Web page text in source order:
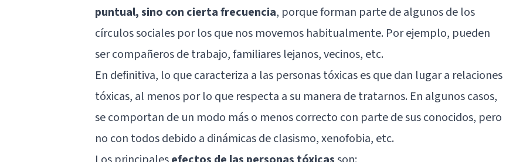
puntual, sino con cierta frecuencia, porque forman parte de algunos de los
círculos sociales por los que nos movemos habitualmente. Por ejemplo, pueden
ser compañeros de trabajo, familiares lejanos, vecinos, etc.
En definitiva, lo que caracteriza a las personas tóxicas es que dan lugar a relaciones
tóxicas, al menos por lo que respecta a su manera de tratarnos. En algunos casos,
se comportan de un modo más o menos correcto con parte de sus conocidos, pero
no con todos debido a dinámicas de clasismo, xenofobia, etc.